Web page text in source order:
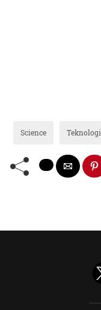
Science Teknologi